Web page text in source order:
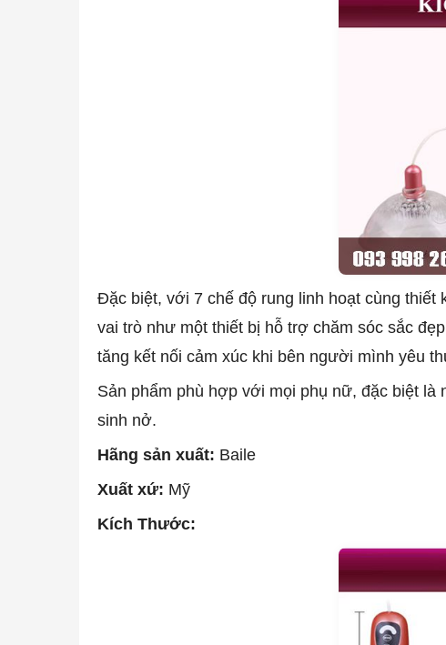
Đặc biệt, với 7 chế độ rung linh hoạt cùng thiết
vai trò như một thiết bị hỗ trợ chăm sóc sắc
tăng kết nối cảm xúc khi bên người mình yêu
Sản phẩm phù hợp với mọi phụ nữ, đặc biệt
sinh nở.
Hãng sản xuất: Baile
Xuất xứ: Mỹ
Kích Thước: